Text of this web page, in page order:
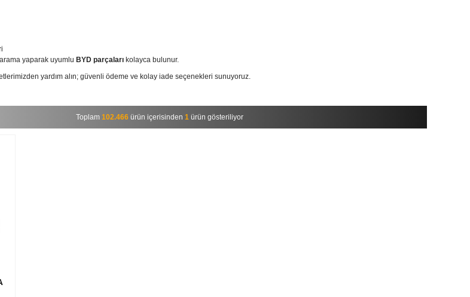
yaparak uyumlu BYD parçaları kolayca bulunur.
yardım alın; güvenli ödeme ve kolay iade seçenekleri sunuyoruz.
Toplam 102.466 ürün içerisinden 1 ürün gösteriliyor